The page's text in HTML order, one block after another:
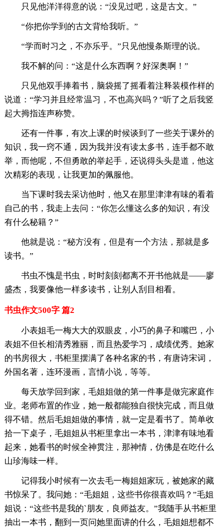
只见他洋洋得意的说：“没见过吧，这是古文。”
“你把你学到的古文背给我听。”
“学而时习之，不亦乐乎。”只见他慢条斯理的说。
我不解的问：“这是什么东西啊？好深奥啊！”
只见他双手捧着书，脑袋摇了摇看着注释装模作样的
说道：“学习并且经常温习，不也高兴吗？”听了之后我竖
起大拇指连声称赞。
还有一件事，有次上课的时候谈到了一些关于课外的
知识，我一窍不通，因为我并没有读太多书，连手都不敢
举，而他呢，不但勇敢的举起手，还说得头头是道，他这
次精彩的表现，让我更加的佩服他。
当下课时我去采访他时，他又在那里津津有味的看着
自己的书，我走上去问：“你怎么懂这么多的知识，有没
有什么秘籍？”
他就是说：“秘方没有，但是有一个方法，那就是多
读书。”
书虫不愧是书虫，时时刻刻都离不开书他就是——廖
盛杰，我要像他一样多读书，让别人刮目相看。
书虫作文500字 篇2
小表姐毛一梅大大的双眼皮，小巧的鼻子和嘴巴，小
表姐不但长相清秀雅丽，而且热爱学习，成绩优秀。她家
的书房很大，书柜里摆满了各种名家的书，有唐诗宋词，
外国名著，连环漫画，言情小说，等等。
每天放学回到家，毛姐姐做的第一件事是做完家庭作
业。老师布置的作业，她一般都能独自很快完成，而且做
得不错。然后毛姐姐做的事情，就一定是看书了。简单收
拾一下桌子，毛姐姐从书柜里拿出一本书，津津有味地看
起来，她看书的时候全神贯注，那神情，仿佛是在吃什么
山珍海味一样。
记得我小时候有一次去毛一梅姐姐家玩，被她家的藏
书惊呆了。我问她：“毛姐姐，这些书你很喜欢吗？”毛姐
姐说：“这些书是我的`朋友，良师益友。”我随手从书柜里
抽出一本书，翻到一页问她里面讲的什么，毛姐姐想都不